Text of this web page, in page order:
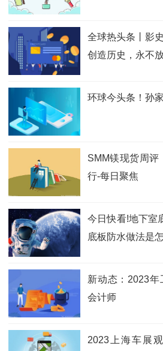
全球热头条丨影
创造历史，永不放
环球今头条！孙
SMM镁现货周评
行-每日聚焦
今日快看!地下室
底板防水做法是
新动态：2023
会计师
2023上海车展